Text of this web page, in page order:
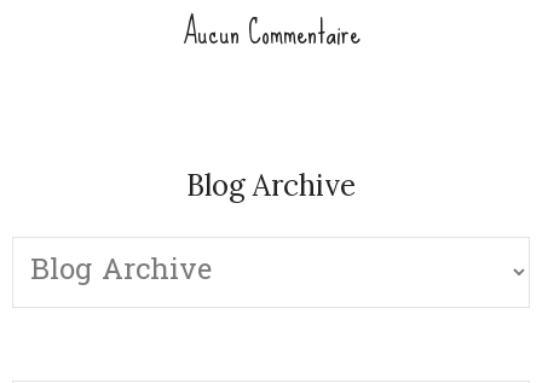
Aucun Commentaire
Blog Archive